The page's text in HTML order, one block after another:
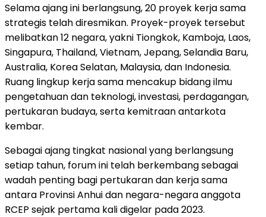
Selama ajang ini berlangsung, 20 proyek kerja sama
strategis telah diresmikan. Proyek-proyek tersebut
melibatkan 12 negara, yakni Tiongkok, Kamboja, Laos,
Singapura, Thailand, Vietnam, Jepang, Selandia Baru,
Australia, Korea Selatan, Malaysia, dan Indonesia.
Ruang lingkup kerja sama mencakup bidang ilmu
pengetahuan dan teknologi, investasi, perdagangan,
pertukaran budaya, serta kemitraan antarkota
kembar.
Sebagai ajang tingkat nasional yang berlangsung
setiap tahun, forum ini telah berkembang sebagai
wadah penting bagi pertukaran dan kerja sama
antara Provinsi Anhui dan negara-negara anggota
RCEP sejak pertama kali digelar pada 2023.